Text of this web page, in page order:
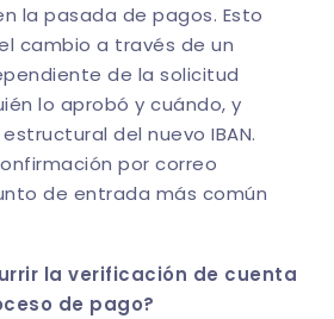
la pasada de pagos. Esto
cambio a través de un
de la solicitud
lo aprobó y cuándo, y
del nuevo IBAN.
por correo
de entrada más común
la verificación de cuenta
de pago?